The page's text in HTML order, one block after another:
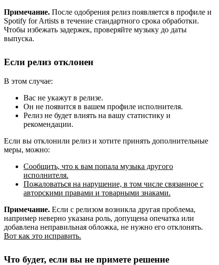
Примечание. После одобрения релиз появляется в профиле и
Spotify for Artists в течение стандартного срока обработки.
Чтобы избежать задержек, проверяйте музыку до даты
выпуска.
Если релиз отклонен
В этом случае:
Вас не укажут в релизе.
Он не появится в вашем профиле исполнителя.
Релиз не будет влиять на вашу статистику и
рекомендации.
Если вы отклонили релиз и хотите принять дополнительные
меры, можно:
Сообщить, что к вам попала музыка другого
исполнителя.
Пожаловаться на нарушение, в том числе связанное с
авторскими правами и товарными знаками.
Примечание. Если с релизом возникла другая проблема,
например неверно указана роль, допущена опечатка или
добавлена неправильная обложка, не нужно его отклонять.
Вот как это исправить.
Что будет, если вы не примете решение